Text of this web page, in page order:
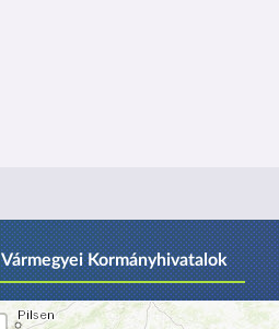
Vármegyei Kormányhivatalok